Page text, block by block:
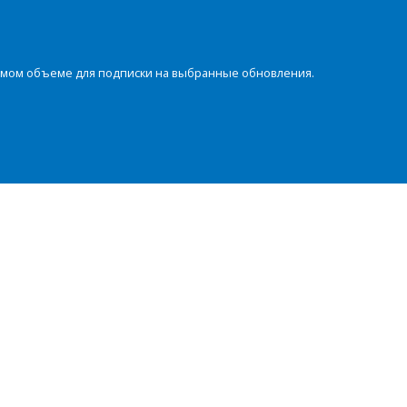
объеме для подписки на выбранные обновления.